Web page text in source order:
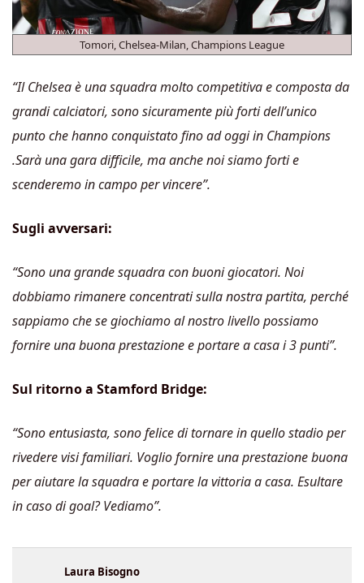
Tomori, Chelsea-Milan, Champions League
“Il Chelsea è una squadra molto competitiva e composta da
grandi calciatori, sono sicuramente più forti dell’unico
punto che hanno conquistato fino ad oggi in Champions
.Sarà una gara difficile, ma anche noi siamo forti e
scenderemo in campo per vincere”.
Sugli avversari:
“Sono una grande squadra con buoni giocatori. Noi
dobbiamo rimanere concentrati sulla nostra partita, perché
sappiamo che se giochiamo al nostro livello possiamo
fornire una buona prestazione e portare a casa i 3 punti”.
Sul ritorno a Stamford Bridge:
“Sono entusiasta, sono felice di tornare in quello stadio per
rivedere visi familiari. Voglio fornire una prestazione buona
per aiutare la squadra e portare la vittoria a casa. Esultare
in caso di goal? Vediamo”.
Laura Bisogno